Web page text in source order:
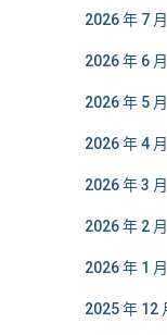
2026 年 7 月
2026 年 6 月
2026 年 5 月
2026 年 4 月
2026 年 3 月
2026 年 2 月
2026 年 1 月
2025 年 12